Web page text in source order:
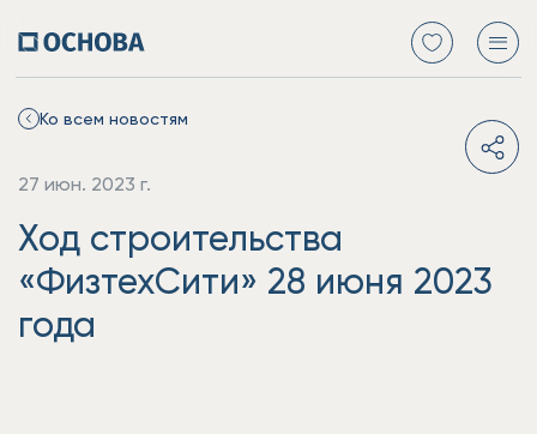
Ко всем новостям
27 июн. 2023 г.
Ход строительства
«ФизтехСити» 28 июня 2023
года